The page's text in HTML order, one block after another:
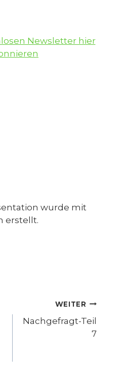
Newsletter hier
wurde mit
erstellt.
WEITER
Nachgefragt-Teil
7